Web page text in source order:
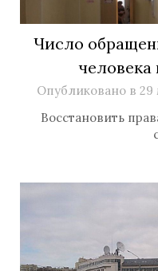
Число
человека
Опубликовано в 29
Восстановить